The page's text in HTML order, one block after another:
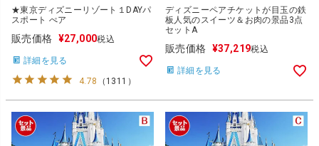
★東京ディズニーリゾート１DAYパ
スポート ぺア
販売価格 ¥27,000税込
詳細を見る
4.78 （ 1311 ）
ディズニーペアチケットが目玉の鉄
板人気のスイーツ＆お肉の景品3点
セットA
販売価格 ¥37,219税込
詳細を見る